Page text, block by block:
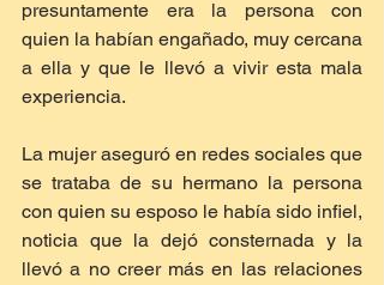
presuntamente era la persona con
quien la habían engañado, muy cercana
a ella y que le llevó a vivir esta mala
experiencia.
La mujer aseguró en redes sociales que
se trataba de su hermano la persona
con quien su esposo le había sido infiel,
noticia que la dejó consternada y la
llevó a no creer más en las relaciones